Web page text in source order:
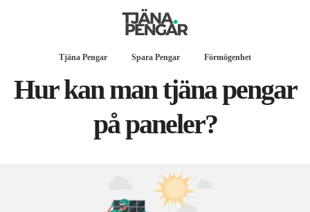
Tjäna Pengar Spara Pengar Förmögenhet
Hur kan man tjäna pengar
på paneler?